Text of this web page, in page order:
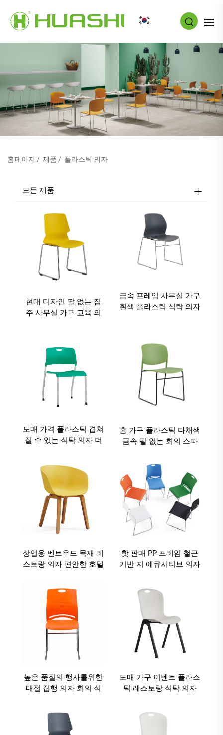
홈페이지 / 제품 / 플라스틱 의자
모든 제품
현대 디자인 팔 없는 집
주 사무실 가구 교육 의
금속 프레임 사무실 가구
흰색 플라스틱 식탁 의자
도매 가격 플라스틱 겹쳐
질 수 있는 식탁 의자 더
홈 가구 플라스틱 다채색
금속 팔 없는 회의 스파
상업용 벤트우드 목재 레
스토랑 의자 편안한 호텔
좌석 가구
핫 판매 PP 프레임 철근
기반 지 에큐시티브 의자
서기관 레저 의자
높은 품질의 행사를위한
대접 집행 의자 회의 식
틱 레스토랑 의자
도매 가구 이벤트 플라스
틱 레스토랑 식탁 의자